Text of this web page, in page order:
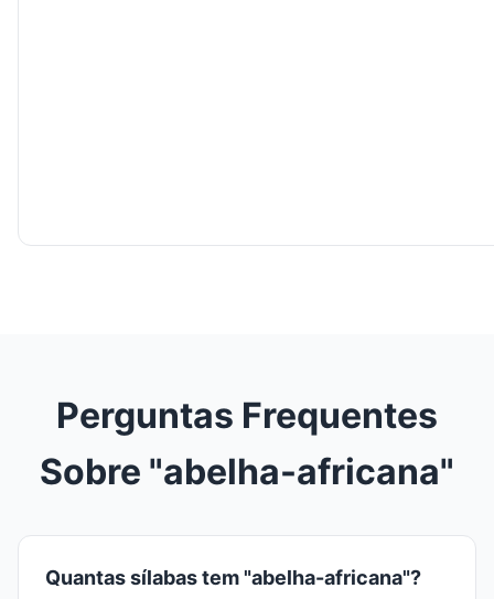
Perguntas Frequentes
Sobre "abelha-africana"
Quantas sílabas tem "abelha-africana"?